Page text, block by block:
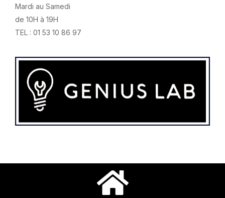
Mardi au Samedi
de 10H à 19H
TEL : 01 53 10 86 97